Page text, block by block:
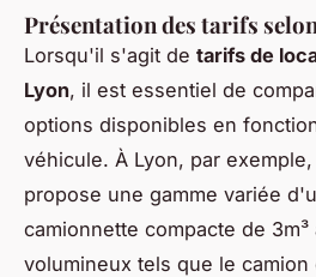
Présentation des tarifs
Lorsqu'il s'agit de tarifs de
Lyon, il est essentiel de
options disponibles en
véhicule. À Lyon, par
propose une gamme variée
camionnette compacte de
volumineux tels que le camion